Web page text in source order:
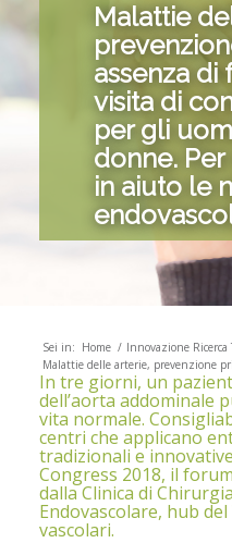
Malattie
assenza di
visita di
per gli
donne.
in aiuto le
Sei in: Home / Innovazione Ricerca
Malattie delle arterie, prevenzione
In tre giorni, un
dell’aorta addominale
vita normale.
centri che applicano
tradizionali e
Congress 2018, il
dalla Clinica di
Endovascolare, hub
vascolari.